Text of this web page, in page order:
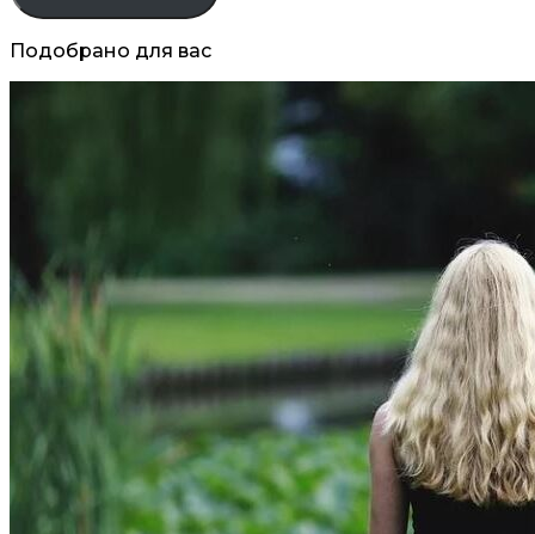
Подобрано для вас